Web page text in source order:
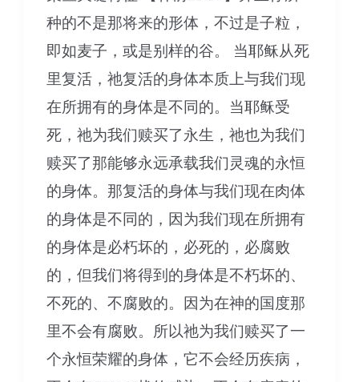
种的不是那将来的形体，不过是子粒，
即如麦子，或是别样的谷。 当耶稣从死
里复活，祂复活的身体本质上与我们现
在所拥有的身体是不同的。当耶稣受
死，祂为我们赎买了永生，祂也为我们
赎买了那能够永远承载我们灵魂的永恒
的身体。那复活的身体与我们现在肉体
的身体是不同的，因为我们现在所拥有
的身体是必朽坏的，必死的，必腐败
的，但我们将得到的身体是不朽坏的、
不死的、不腐败的。因为在神的国度那
里不会有腐败。所以祂为我们赎买了一
个永恒荣耀的身体，它不会经历疾病，